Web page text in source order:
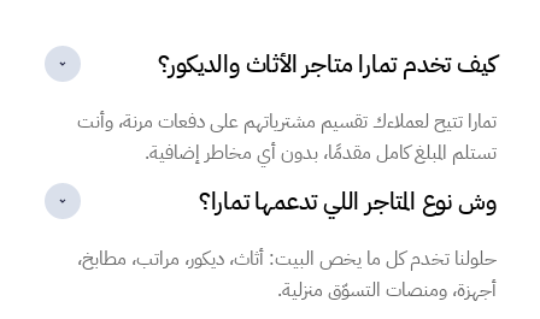
كيف تخدم تمارا متاجر الأثاث والديكور؟
تمارا تتيح لعملاءك تقسيم مشترياتهم على دفعات مرنة، وأنت
تستلم المبلغ كامل مقدمًا، بدون أي مخاطر إضافية.
وش نوع المتاجر اللي تدعمها تمارا؟
حلولنا تخدم كل ما يخص البيت: أثاث، ديكور، مراتب، مطابخ،
أجهزة، ومنصات التسوّق منزلية.